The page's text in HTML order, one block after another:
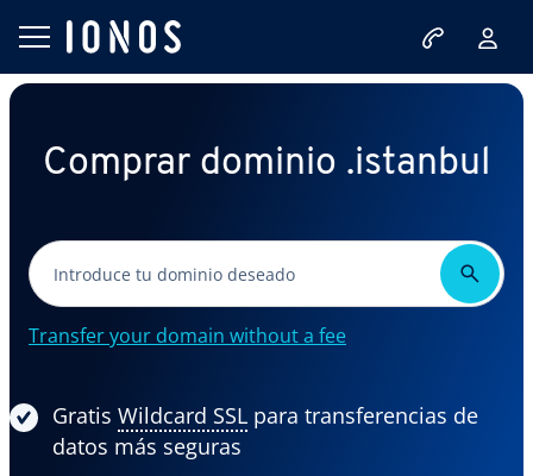
Comprar dominio .istanbul
Transfer your domain without a fee
Gratis Wildcard SSL para transferencias de
datos más seguras